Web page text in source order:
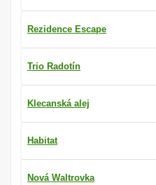
Rezidence Escape
Trio Radotín
Klecanská alej
Habitat
Nová Waltrovka